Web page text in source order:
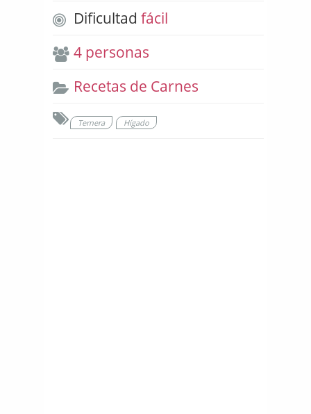
Dificultad fácil
4 personas
Recetas de Carnes
Ternera Hígado